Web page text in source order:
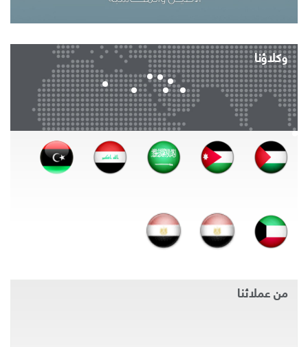
وكلاؤنا
من عملائنا